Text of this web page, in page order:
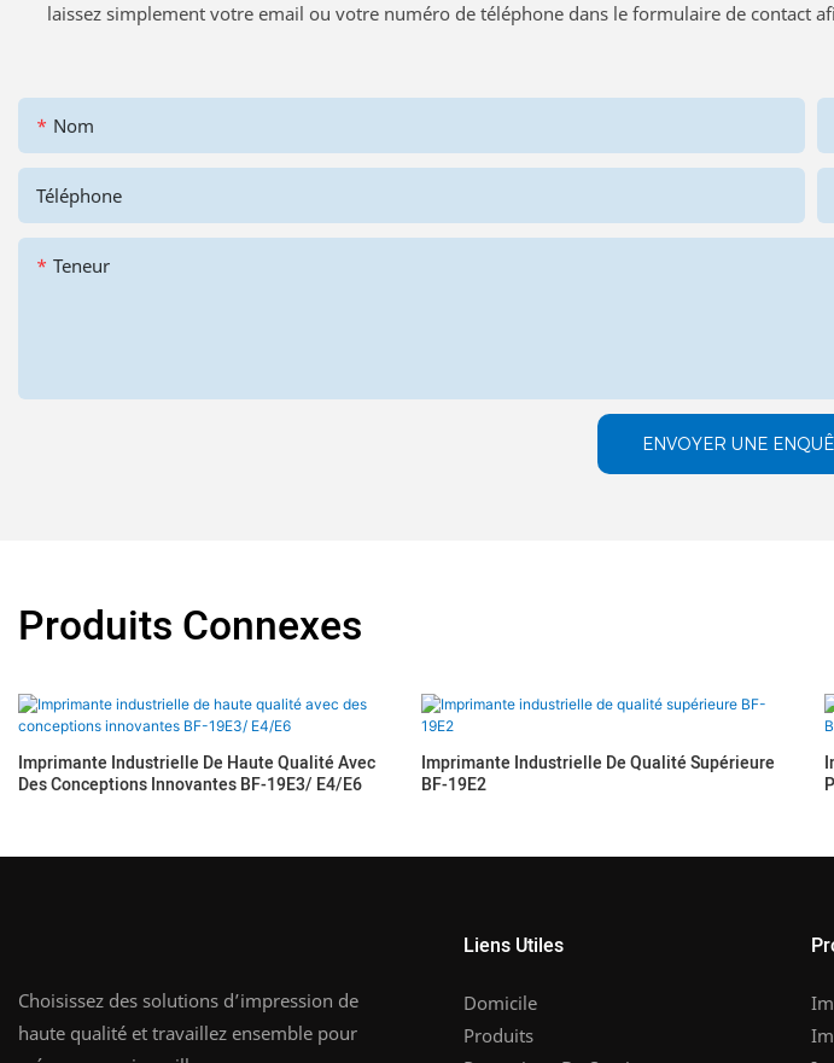
laissez simplement votre email ou votre numéro de téléphone dans le formulaire de
Nom
Téléphone
Teneur
ENVOYER UNE
Produits Connexes
Imprimante Industrielle De Haute Qualité Avec
Des Conceptions Innovantes BF-19E3/ E4/E6
Imprimante Industrielle De Qualité Supérieure
BF-19E2
Choisissez des solutions d’impression de
haute qualité et travaillez ensemble pour
Liens Utiles
Domicile
Produits